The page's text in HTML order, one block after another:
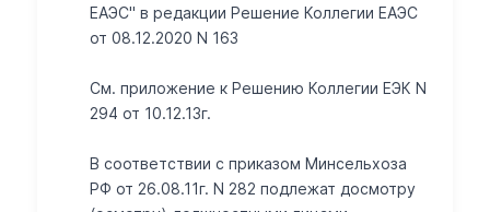
ЕАЭС" в редакции Решение Коллегии ЕАЭС
от 08.12.2020 N 163
Cм. приложение к Решению Коллегии ЕЭК N
294 от 10.12.13г.
В соответствии с приказом Минсельхоза
РФ от 26.08.11г. N 282 подлежат досмотру